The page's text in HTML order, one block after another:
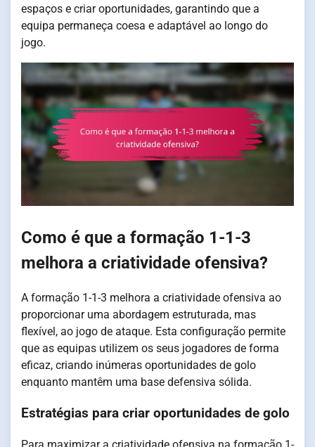
espaços e criar oportunidades, garantindo que a
equipa permaneça coesa e adaptável ao longo do
jogo.
Como é que a formação 1-1-3
melhora a criatividade ofensiva?
A formação 1-1-3 melhora a criatividade ofensiva ao
proporcionar uma abordagem estruturada, mas
flexível, ao jogo de ataque. Esta configuração permite
que as equipas utilizem os seus jogadores de forma
eficaz, criando inúmeras oportunidades de golo
enquanto mantêm uma base defensiva sólida.
Estratégias para criar oportunidades de golo